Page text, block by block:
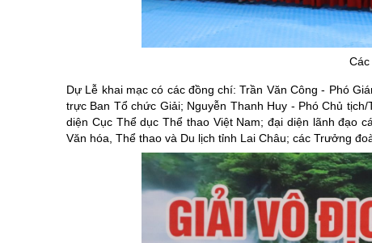
Chuyên đề
Các
Dự Lễ khai mạc có các đồng chí: Trần Văn Công - Phó
trực Ban Tổ chức Giải; Nguyễn Thanh Huy - Phó Chủ
diện Cục Thể dục Thể thao Việt Nam; đại diện lãnh đạo
Văn hóa, Thể thao và Du lịch tỉnh Lai Châu; các Trưởng